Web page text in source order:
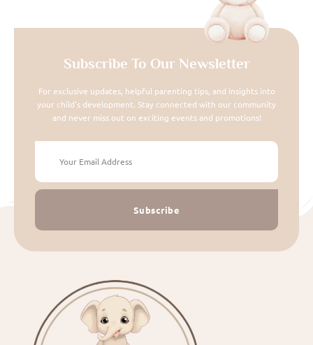
Subscribe To Our Newsletter
For exclusive updates, helpful parenting tips, and insights into
your child's development. Stay connected with our community
and never miss out on exciting events and promotions!
Subscribe